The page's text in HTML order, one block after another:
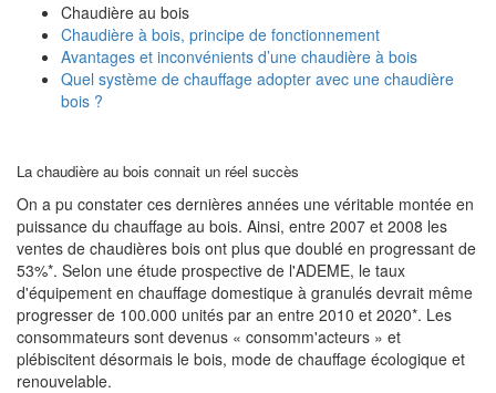
Chaudière au bois
Chaudière à bois, principe de fonctionnement
Avantages et inconvénients d’une chaudière à bois
Quel système de chauffage adopter avec une chaudière
bois ?
La chaudière au bois connait un réel succès
On a pu constater ces dernières années une véritable montée en
puissance du chauffage au bois. Ainsi, entre 2007 et 2008 les
ventes de chaudières bois ont plus que doublé en progressant de
53%*. Selon une étude prospective de l'ADEME, le taux
d'équipement en chauffage domestique à granulés devrait même
progresser de 100.000 unités par an entre 2010 et 2020*. Les
consommateurs sont devenus « consomm'acteurs » et
plébiscitent désormais le bois, mode de chauffage écologique et
renouvelable.